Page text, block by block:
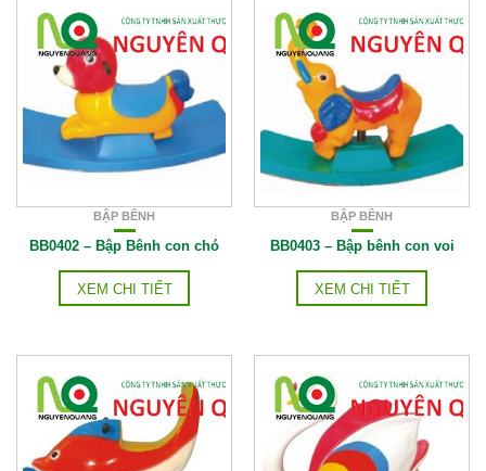
BẬP BÊNH
BB0402 – Bập Bênh con chó
XEM CHI TIẾT
BẬP BÊNH
BB0403 – Bập bênh con voi
XEM CHI TIẾT